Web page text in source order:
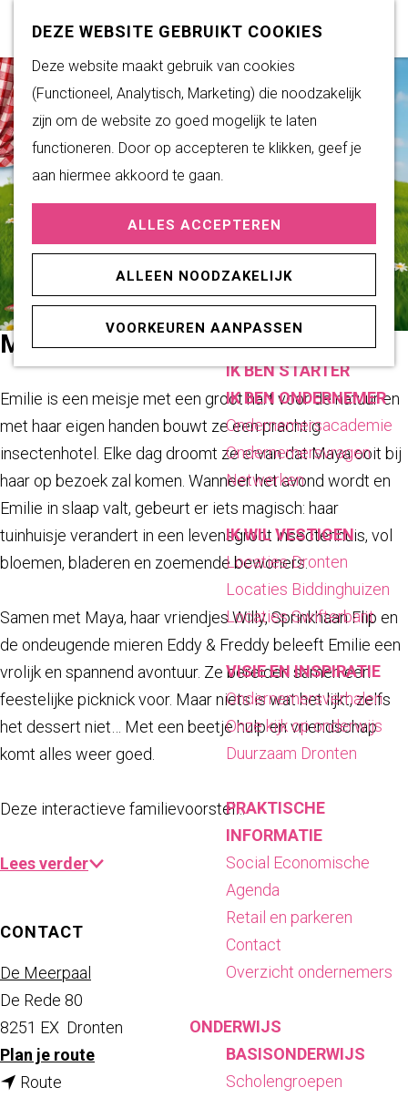
DEZE WEBSITE GEBRUIKT COOKIES
Deze website maakt gebruik van cookies
(Functioneel, Analytisch, Marketing) die noodzakelijk
zijn om de website zo goed mogelijk te laten
functioneren. Door op accepteren te klikken, geef je
aan hiermee akkoord te gaan.
ALLES ACCEPTEREN
ALLEEN NOODZAKELIJK
VOORKEUREN AANPASSEN
G
a
n
a
a
r
d
e
h
o
m
e
p
a
g
e
K
Z
e
k
M
e
DUURZAAM WONEN
Duurzame initiatieven
Fairtrade Gemeente
Het Energieloket
PRAKTISCHE
INFORMATIE
Verenigingen
ONDERNEMEN
IK BEN STARTER
IK BEN ONDERNEMER
Ondernemersacademie
Ondernemersvragen
Netwerken
IK WIL VESTIGEN
Locaties Dronten
Locaties Biddinghuizen
Locaties Swifterbant
VISIE EN INSPIRATIE
Ondernemersverhalen
Onze kijk op onderwijs
Duurzaam Dronten
PRAKTISCHE
INFORMATIE
Social Economische
Agenda
Retail en parkeren
Contact
Overzicht ondernemers
ONDERWIJS
BASISONDERWIJS
Scholengroepen
MAYA SHOW (1+)
Emilie is een meisje met een groot hart voor de natuur en
met haar eigen handen bouwt ze een prachtig
insectenhotel. Elke dag droomt ze ervan dat Maya ooit bij
haar op bezoek zal komen. Wanneer het avond wordt en
Emilie in slaap valt, gebeurt er iets magisch: haar
tuinhuisje verandert in een levensgroot insectenhuis, vol
bloemen, bladeren en zoemende bewoners.
Samen met Maya, haar vriendjes Willy, Sprinkhaan Flip en
de ondeugende mieren Eddy & Freddy beleeft Emilie een
vrolijk en spannend avontuur. Ze bereiden samen een
feestelijke picknick voor. Maar niets is wat het lijkt, zelfs
het dessert niet… Met een beetje hulp en vriendschap
komt alles weer goed.
Deze interactieve familievoorstel…
Lees verder
CONTACT
De Meerpaal
De Rede 80
8251 EX Dronten
Plan je routen
Route